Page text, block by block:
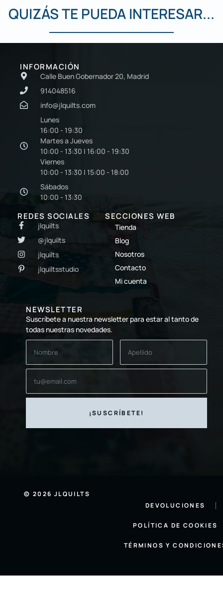
QUIZÁS TE PUEDA INTERESAR...
INFORMACIÓN
Calle Buen Gobernador 20, Madrid
914048516
info@jlquilts.com
Lunes
16:00 - 19:30
Martes a Jueves
10:00 - 13:30 | 16:00 - 19:30
Viernes
10:00 - 13:30 | 15:00 - 18:00
Sábados
10:00 - 13:30
REDES SOCIALES
jlquilts
@jlquilts
jlquilts
jlquiltsstudio
SECCIONES WEB
Tienda
Blog
Nosotros
Contacto
Mi cuenta
NEWSLETTER
Suscríbete a nuestra newsletter para estar al tanto de
todas nuestras novedades.
© 2026 JLQUILTS
DEVOLUCIONES
POLÍTICA DE COOKIES
TÉRMINOS Y